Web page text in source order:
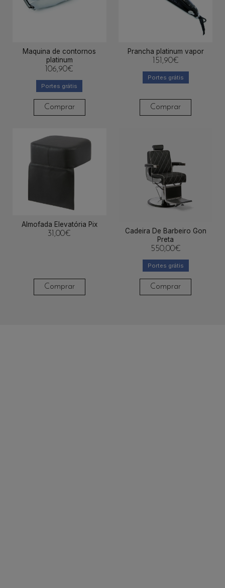
Maquina de contornos
platinum
106,90€
Portes grátis
Comprar
Prancha platinum vapor
151,90€
Portes grátis
Comprar
Almofada Elevatória Pix
31,00€
Comprar
Cadeira De Barbeiro Gon
Preta
550,00€
Portes grátis
Comprar